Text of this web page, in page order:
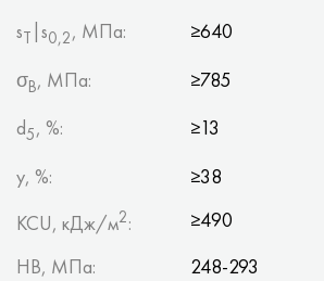
sТ |s0,2, МПа:
≥640
σB, МПа:
≥785
d5, %:
≥13
y, %:
≥38
KCU, кДж/м2:
≥490
HB, МПа:
248-293